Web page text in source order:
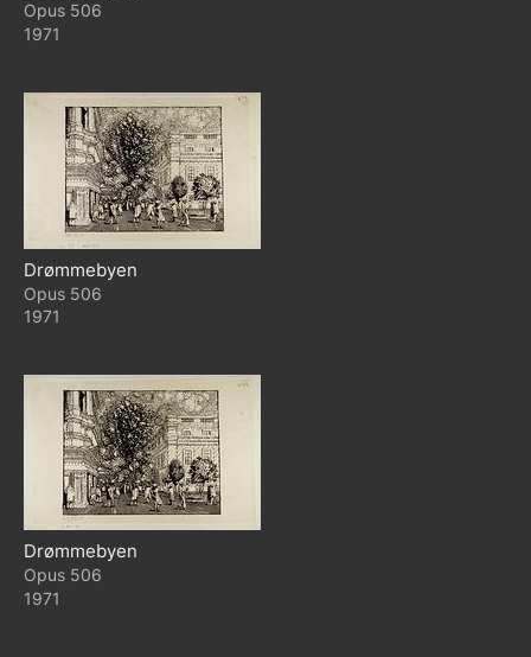
506
1971
Drømmebyen
506
1971
Drømmebyen
506
1971